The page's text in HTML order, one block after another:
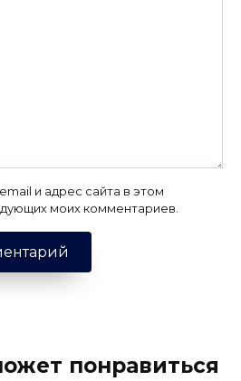
и адрес сайта в этом
моих комментариев.
понравиться